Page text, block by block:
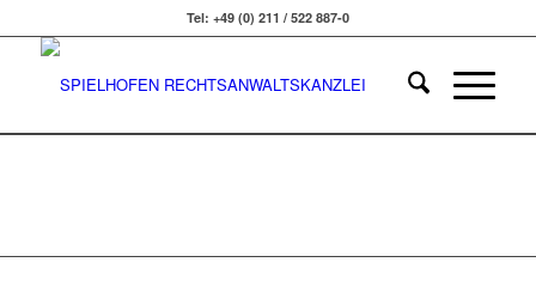
Tel: +49 (0) 211 / 522 887-0